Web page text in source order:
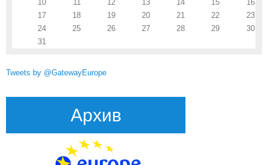
10
11 12 13 14 15
16
17
18 19 20 21 22
23
24
25 26 27 28 29
30
31
Tweets by @GatewayEurope
Архив